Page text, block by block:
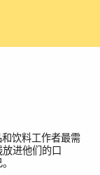
饮料工作者最需
进他们的口